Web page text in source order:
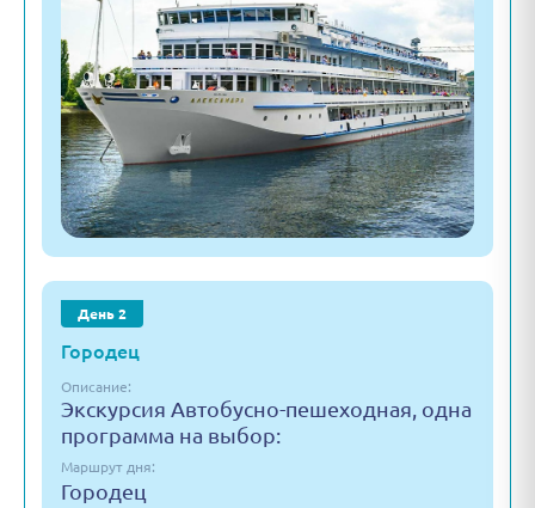
День 2
Городец
Описание:
Экскурсия Автобусно-пешеходная, одна
программа на выбор:
Маршрут дня:
Городец